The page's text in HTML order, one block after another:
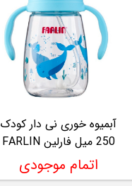
آبمیوه خوری نی دار کودک
250 میل فارلین FARLIN
اتمام موجودی